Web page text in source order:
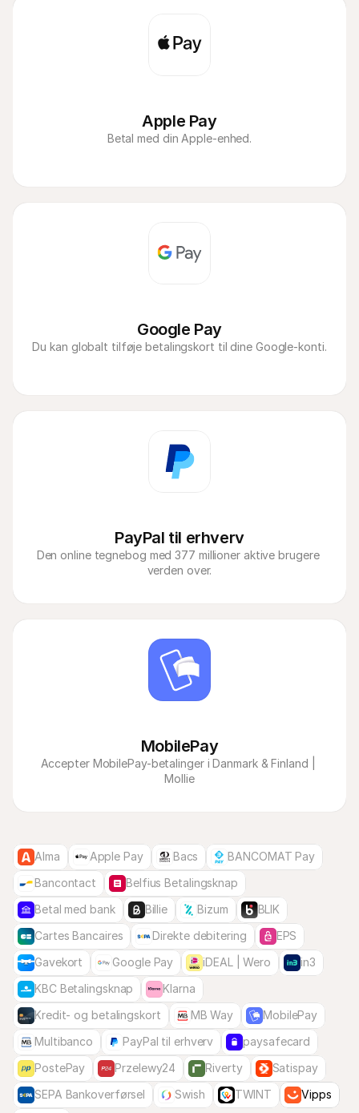
overblik over din virksomheds resultater.
Apple Pay
Betal med din Apple-enhed.
Google Pay
Du kan globalt tilføje betalingskort til dine Google-konti.
PayPal til erhverv
Den online tegnebog med 377 millioner aktive brugere
verden over.
MobilePay
Accepter MobilePay-betalinger i Danmark & Finland |
Mollie
Alma Apple Pay Bacs
BANCOMAT Pay
Bancontact
Belfius Betalingsknap
Betal med bank
Billie Bizum
BLIK
Cartes Bancaires
Direkte debitering
EPS
Gavekort
Google Pay iDEAL | Wero
in3
KBC Betalingsknap
Klarna
Kredit- og betalingskort
MB Way
MobilePay
Multibanco
PayPal til erhverv
paysafecard
PostePay
Przelewy24 Riverty
Satispay
SEPA Bankoverførsel
Swish TWINT
Vipps